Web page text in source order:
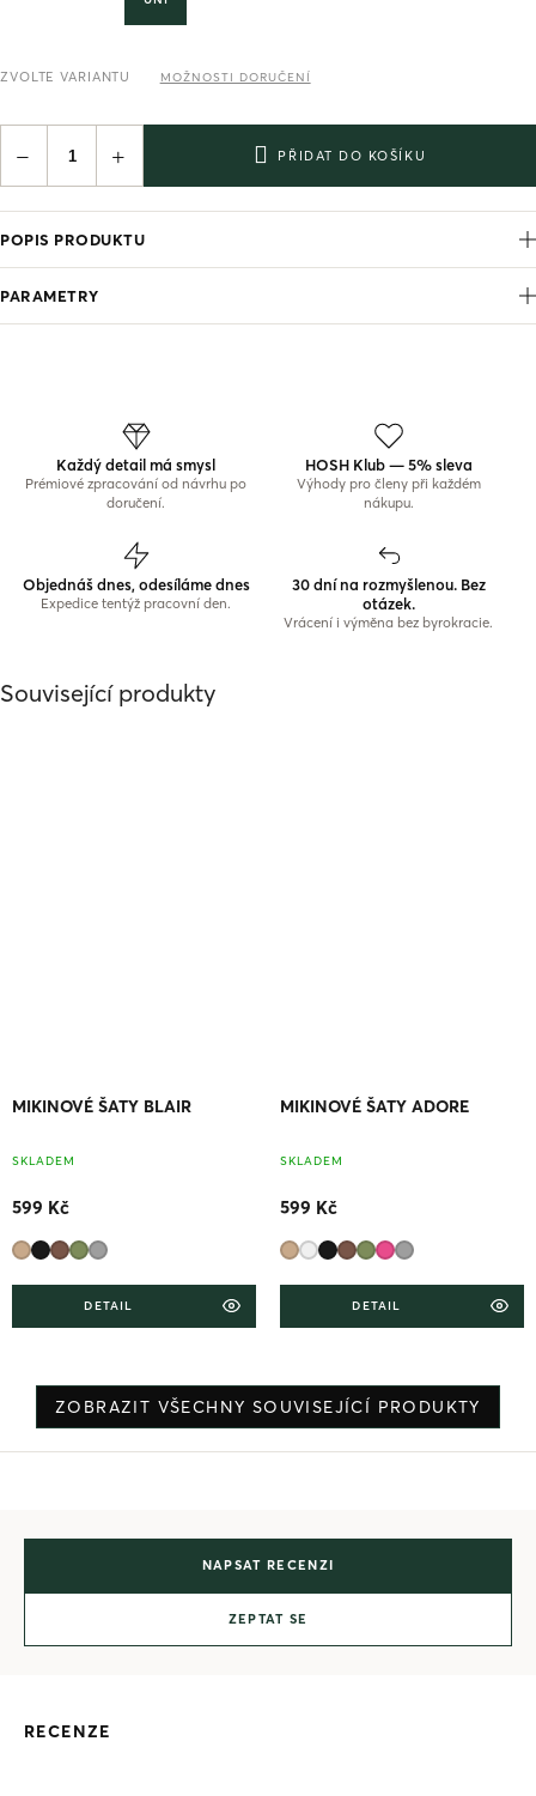
ZVOLTE VARIANTU MOŽNOSTI DORUČENÍ
+
− PŘIDAT DO KOŠÍKU
POPIS PRODUKTU
PARAMETRY
Každý detail má smysl
Prémiové zpracování od návrhu po
doručení.
HOSH Klub — 5% sleva
Výhody pro členy při každém
nákupu.
Objednáš dnes, odesíláme dnes
Expedice tentýž pracovní den.
30 dní na rozmyšlenou. Bez
otázek.
Vrácení i výměna bez byrokracie.
Související produkty
MIKINOVÉ ŠATY BLAIR
SKLADEM
599 Kč
DETAIL
MIKINOVÉ ŠATY ADORE
SKLADEM
599 Kč
DETAIL
ZOBRAZIT VŠECHNY SOUVISEJÍCÍ PRODUKTY
NAPSAT RECENZI
ZEPTAT SE
RECENZE